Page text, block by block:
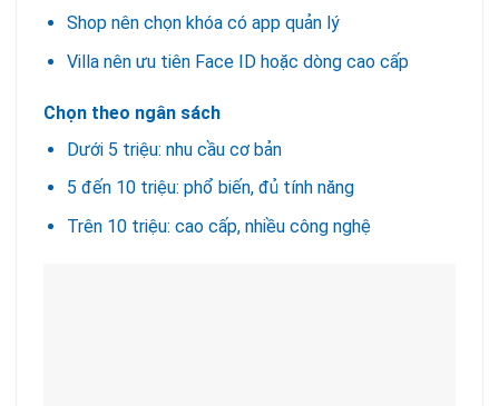
Shop nên chọn khóa có app quản lý
Villa nên ưu tiên Face ID hoặc dòng cao cấp
Chọn theo ngân sách
Dưới 5 triệu: nhu cầu cơ bản
5 đến 10 triệu: phổ biến, đủ tính năng
Trên 10 triệu: cao cấp, nhiều công nghệ